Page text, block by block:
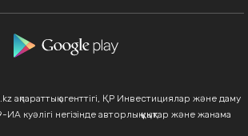
ақпараттық агенттігі, ҚР Инвестициялар және даму
куәлігі негізінде авторлық құқықтар және жанама